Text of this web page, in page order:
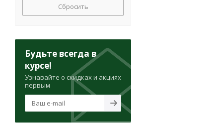
Сбросить
Будьте всегда в
курсе!
Узнавайте о скидках и акциях
первым